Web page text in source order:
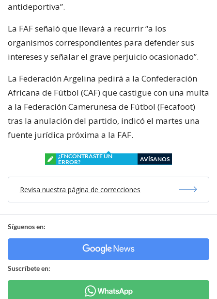
antideportiva”.
La FAF señaló que llevará a recurrir “a los
organismos correspondientes para defender sus
intereses y señalar el grave perjuicio ocasionado”.
La Federación Argelina pedirá a la Confederación
Africana de Fútbol (CAF) que castigue con una multa
a la Federación Camerunesa de Fútbol (Fecafoot)
tras la anulación del partido, indicó el martes una
fuente jurídica próxima a la FAF.
¿ENCONTRASTE UN
ERROR?
AVÍSANOS
Revisa nuestra página de correcciones
Síguenos en:
Suscríbete en: